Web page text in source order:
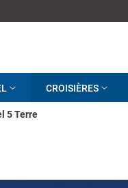
CROISIÈRES
5 Terre